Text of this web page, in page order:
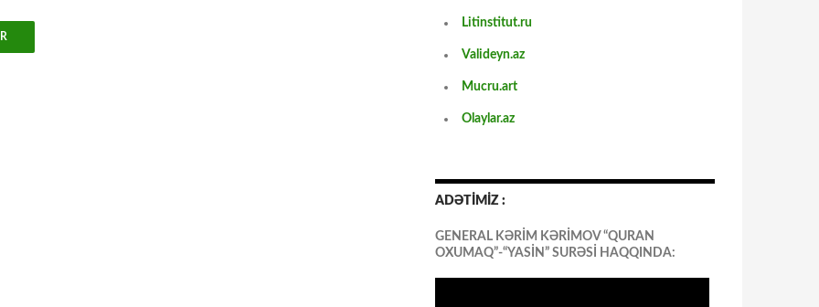
Litinstitut.ru
Valideyn.az
Mucru.art
Olaylar.az
ADƏTİMİZ :
GENERAL KƏRİM KƏRİMOV “QURAN
OXUMAQ”-“YASİN” SURƏSİ HAQQINDA: